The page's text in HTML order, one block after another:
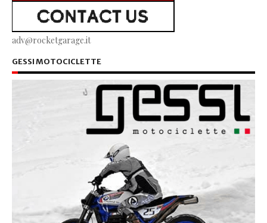
adv@rocketgarage.it
GESSI MOTOCICLETTE